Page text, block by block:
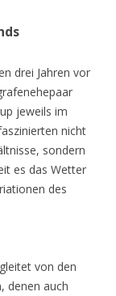
drei Jahren vor
jeweils im
nicht
sondern
es das Wetter
des
von den
denen auch